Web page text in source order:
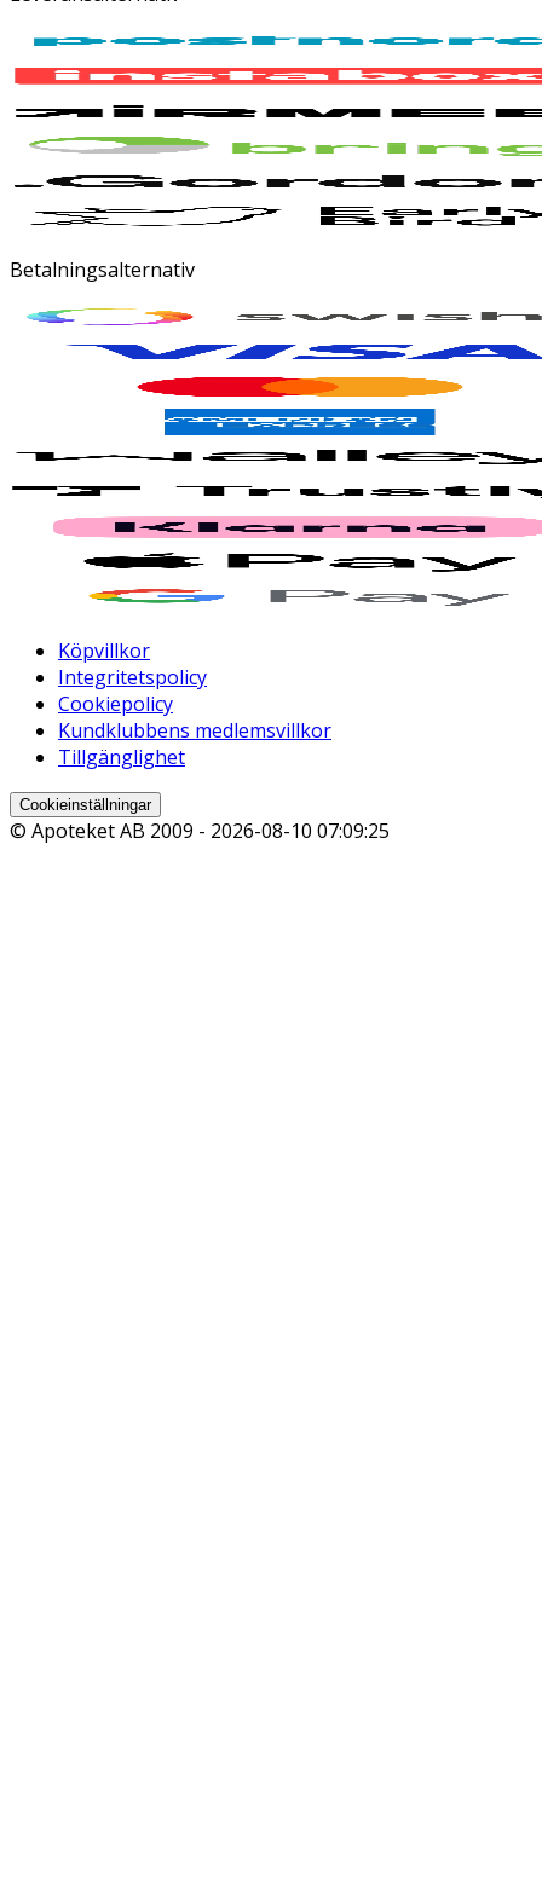
Betalningsalternativ
Köpvillkor
Integritetspolicy
Cookiepolicy
Kundklubbens medlemsvillkor
Tillgänglighet
Cookieinställningar
© Apoteket AB 2009 - 2026-08-10 07:09:25